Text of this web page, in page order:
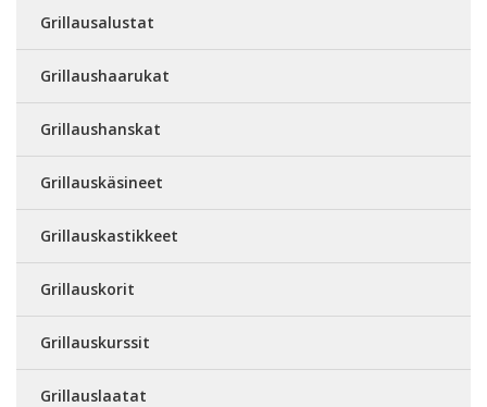
Grillausalustat
Grillaushaarukat
Grillaushanskat
Grillauskäsineet
Grillauskastikkeet
Grillauskorit
Grillauskurssit
Grillauslaatat